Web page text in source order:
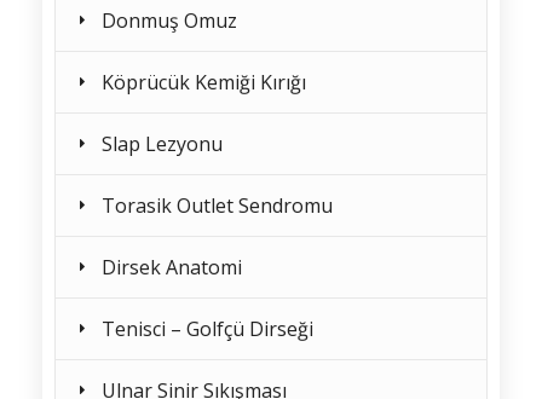
Donmuş Omuz
Köprücük Kemiği Kırığı
Slap Lezyonu
Torasik Outlet Sendromu
Dirsek Anatomi
Tenisci – Golfçü Dirseği
Ulnar Sinir Sıkışması